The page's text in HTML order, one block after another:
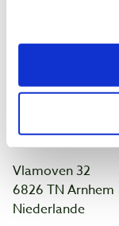
Über uns!
Kunden projekte
Besuche uns
Vlamoven 32
6826 TN Arnhem
Niederlande